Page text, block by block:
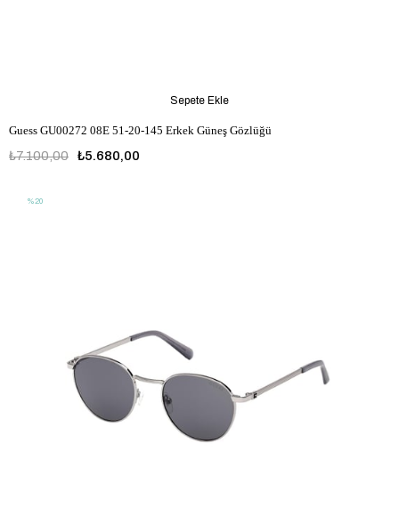
Guess GU00272 08E 51-20-145 Erkek Güneş Gözlüğü
₺5.680,00
₺7.100,00
Sepete Ekle
%20